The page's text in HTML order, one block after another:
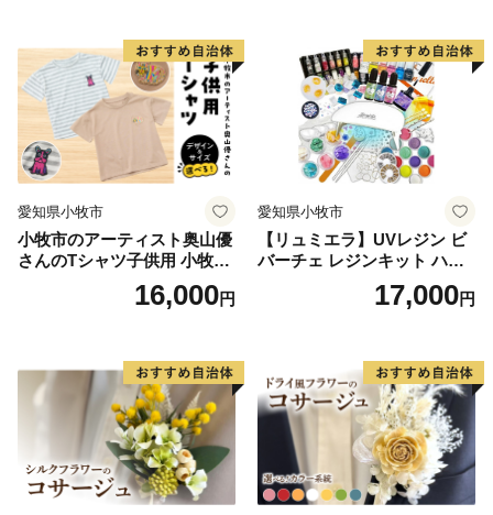
同封してお送り致しますので、新潟県妙高市ふるさと納
税サポート室まで郵送ください。
☆下記URLより、ワンストップ特例申請の受付状況が確
認いただけます。
https://furusato-madoguchi.jp/service/myoko/
≪郵送先≫
〒999-3511 山形県西村山郡河北町谷地字砂田143-1
新潟県妙高市ふるさと納税サポート室 宛て
＜ふるさと納税サポート室＞ 電話番号 050-8888-8764
【受付時間】午前9時～午後6時（土・日・祝除く）
愛知県小牧市
小牧市のアーティスト奥山優
さんのTシャツ子供用 小牧市
16,000円
愛知県小牧市
【リュミエラ】UVレジン ビ
バーチェ レジンキット ハン
ドメイド レジンクラフト ア
クセサリーキット 手作り セ
17,000円